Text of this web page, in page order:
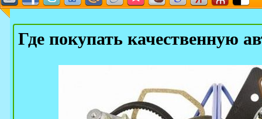
Где покупать качественную